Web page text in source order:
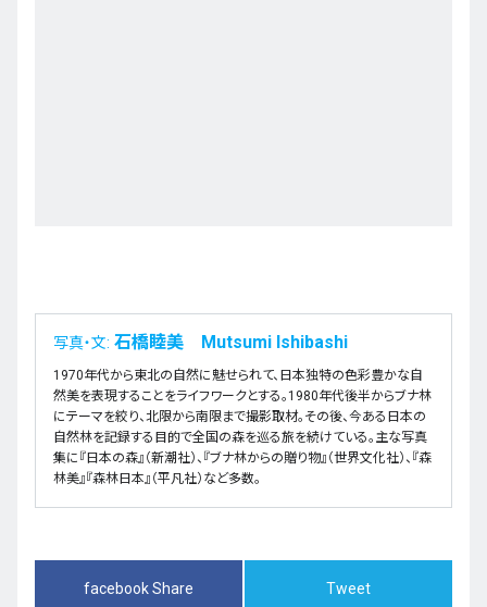
写真・文: 石橋睦美 Mutsumi Ishibashi
1970年代から東北の自然に魅せられて、日本独特の色彩豊かな自
然美を表現することをライフワークとする。1980年代後半からブナ林
にテーマを絞り、北限から南限まで撮影取材。その後、今ある日本の
自然林を記録する目的で全国の森を巡る旅を続けている。主な写真
集に『日本の森』（新潮社）、『ブナ林からの贈り物』（世界文化社）、『森
林美』『森林日本』（平凡社）など多数。
facebook Share Tweet